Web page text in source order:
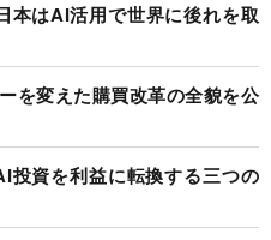
本はAI活用で世界に後れを取
を変えた購買改革の全貌を公
投資を利益に転換する三つの